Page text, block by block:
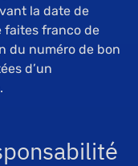
la date de
faites franco de
du numéro de bon
d’un